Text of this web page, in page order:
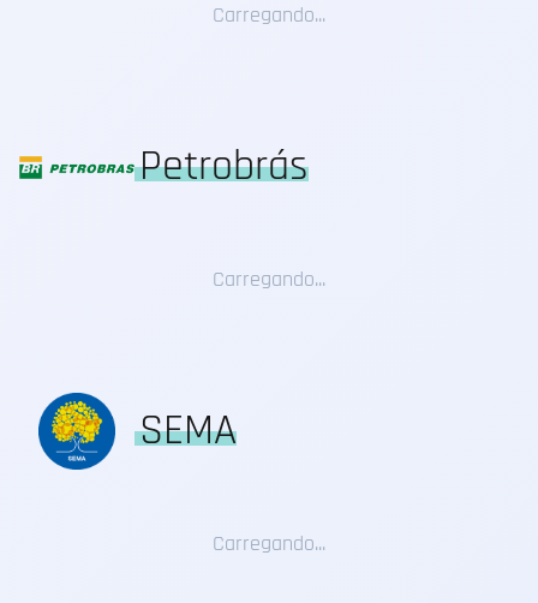
Carregando...
Petrobrás
Carregando...
SEMA
Carregando...